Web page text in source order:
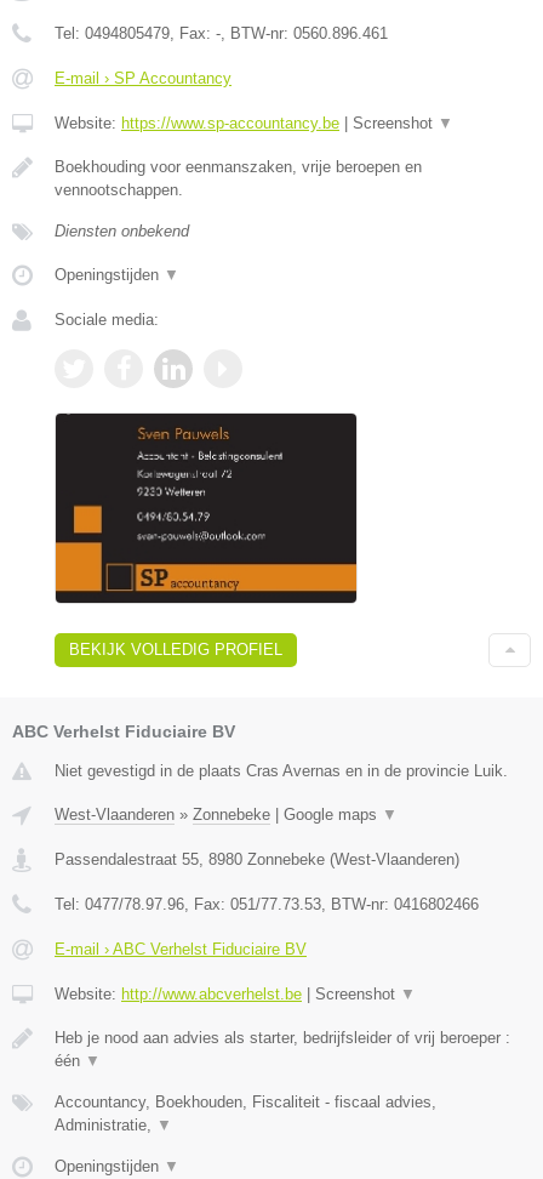
Tel: 0494805479 , Fax: - , BTW-nr: 0560.896.461
E-mail › SP Accountancy
Website: https://www.sp-accountancy.be Screenshot ▼
Boekhouding voor eenmanszaken, vrije beroepen en
vennootschappen.
Diensten onbekend
Openingstijden ▼
Sociale media:
BEKIJK VOLLEDIG PROFIEL
ABC Verhelst Fiduciaire BV
Niet gevestigd in de plaats Cras Avernas en in de provincie Luik.
West-Vlaanderen » Zonnebeke | Google maps ▼
Passendalestraat 55 8980 Zonnebeke (West-Vlaanderen)
Tel: 0477/78.97.96 , Fax: 051/77.73.53 , BTW-nr: 0416802466
E-mail › ABC Verhelst Fiduciaire BV
Website: http://www.abcverhelst.be | Screenshot ▼
Heb je nood aan advies als starter, bedrijfsleider of vrij beroeper :
één ▼
Accountancy, Boekhouden, Fiscaliteit - fiscaal advies,
Administratie,
▼
Openingstijden ▼